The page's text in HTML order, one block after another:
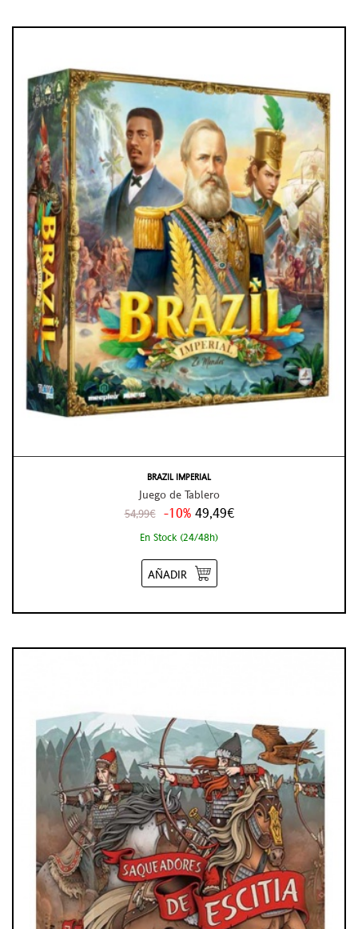
BRAZIL IMPERIAL
Juego de Tablero
54,99€ -10% 49,49€
En Stock (24/48h)
AÑADIR